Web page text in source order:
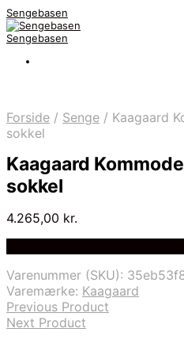
Sengebasen
Sengebasen
Forside / Senge / Kaagaard
sokkel
Kaagaard
sokkel
4.265,00 kr.
Varenummer (SKU):
Varemærke: Kaagaard
Previous Product
Next Product